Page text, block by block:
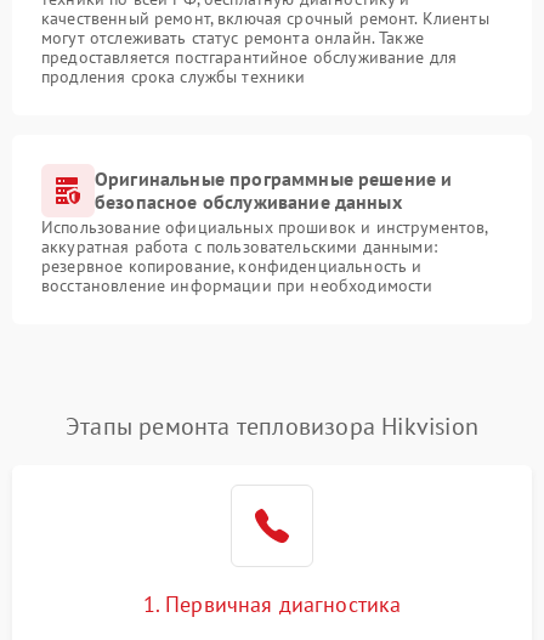
качественный ремонт, включая срочный ремонт. Клиенты
могут отслеживать статус ремонта онлайн. Также
предоставляется постгарантийное обслуживание для
продления срока службы техники
Оригинальные программные решение и
безопасное обслуживание данных
Использование официальных прошивок и инструментов,
аккуратная работа с пользовательскими данными:
резервное копирование, конфиденциальность и
восстановление информации при необходимости
Этапы ремонта тепловизора Hikvision
1. Первичная диагностика